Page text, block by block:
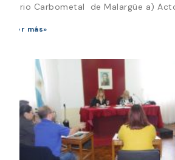
Barrio Carbometal de Malargüe a)
Leer más»